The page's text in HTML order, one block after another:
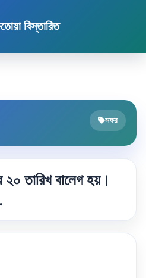
বিস্তারিত
সফর
২০ তারিখ বালেগ হয়।